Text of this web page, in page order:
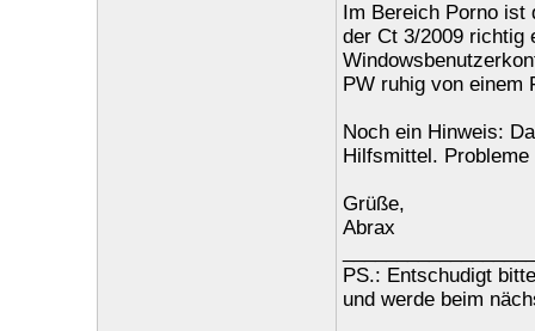
Im Bereich Porno ist
der Ct 3/2009 richtig
PW ruhig von einem
Noch ein Hinweis:
Hilfsmittel.
Grüße,
Abrax
PS.: Entschudigt
und werde beim